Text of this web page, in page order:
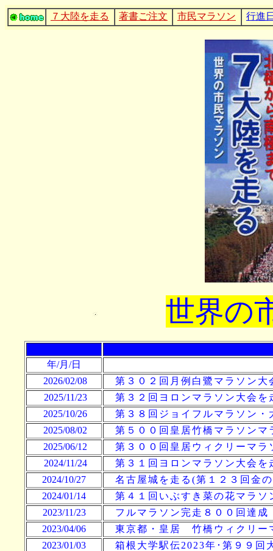
７大陸を走る 著書ご注文 市民マラソン 行進
世界の
年/月/日
2026/02/08
第３０２回月例白鷺マラソン大
2025/11/23
第 ３２回 ヨロンマラソン大会を
2025/10/26
第３８回ジョイフルマラソン
2025/08/02
第 ５００回皇居竹橋マラソンマ
2025/06/12
第 ３００回皇居 ウィクリーマラ
2024/11/24
第 ３１回 ヨロンマラソン大会を
2024/10/27
名古屋城を走る(第１２３回金
2024/01/14
第４１回いぶすき菜の花マラソ
2023/11/23
フルマラソン完走８００回達成
2023/04/06
東京都・皇居 竹橋ウィクリー
2023/01/03
箱根大学駅伝2023年･第９９回